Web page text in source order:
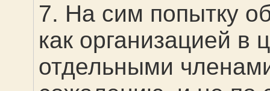
7. На сим попытку
как организацией в
отдельными